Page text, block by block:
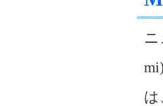
ニ
は